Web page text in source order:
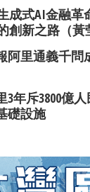
成式AI金融革
創新之路（黃
阿里通義千問
3年斥3800億
礎設施